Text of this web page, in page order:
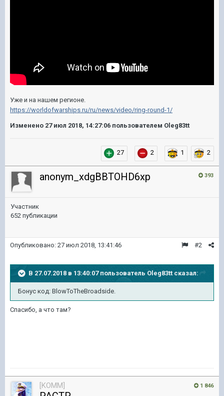
Уже и на нашем регионе.
https://worldofwarships.ru/ru/news/video/ring-round-1/
Изменено 27 июл 2018, 14:27:06 пользователем Oleg83tt
27 2 1 2
393
anonym_xdgBBTOHD6xp
Участник
652 публикации
#2
Опубликовано: 27 июл 2018, 13:41:46
В 27.07.2018 в 13:40:07 пользователь Oleg83tt сказал:
Бонус код: BlowToTheBroadside.
Спасибо, а что там?
1 846
[KOMM]